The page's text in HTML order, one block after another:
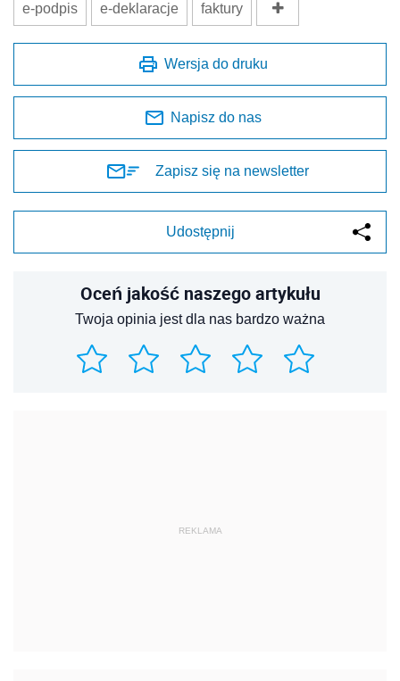
e-podpis e-deklaracje faktury
Wersja do druku
Napisz do nas
Zapisz się na newsletter
Udostępnij
Oceń jakość naszego artykułu
Twoja opinia jest dla nas bardzo ważna
REKLAMA